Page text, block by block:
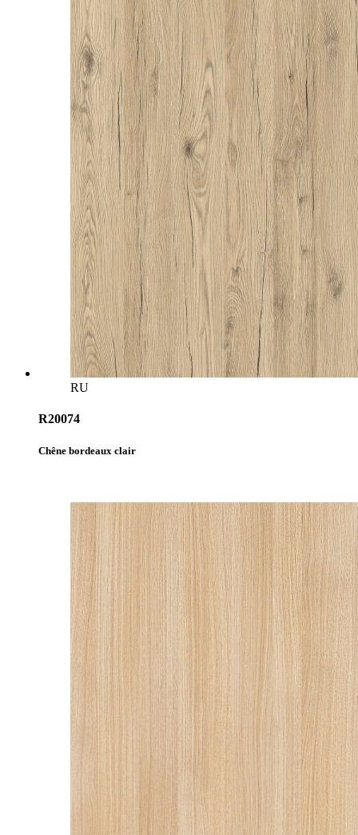
RU
R20074
Chêne bordeaux clair